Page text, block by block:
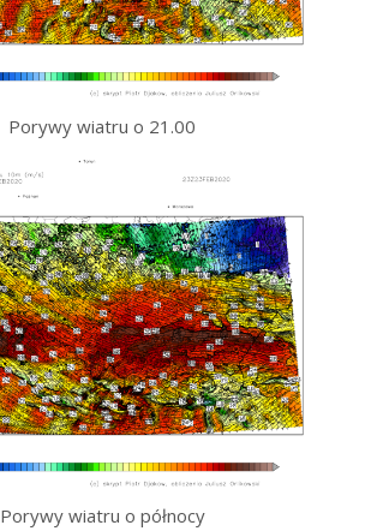
Porywy wiatru o 21.00
Porywy wiatru o północy